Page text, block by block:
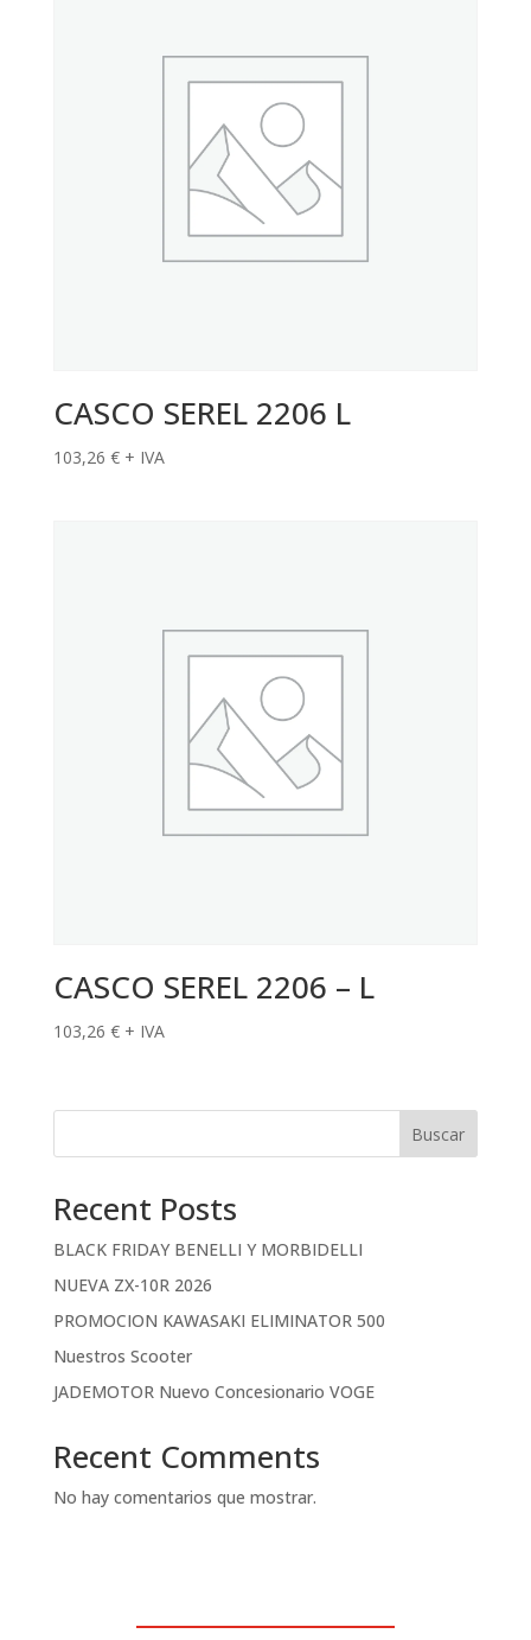
CASCO SEREL 2206 L
103,26 € + IVA
CASCO SEREL 2206 – L
103,26 € + IVA
Buscar
Recent Posts
BLACK FRIDAY BENELLI Y MORBIDELLI
NUEVA ZX-10R 2026
PROMOCION KAWASAKI ELIMINATOR 500
Nuestros Scooter
JADEMOTOR Nuevo Concesionario VOGE
Recent Comments
No hay comentarios que mostrar.